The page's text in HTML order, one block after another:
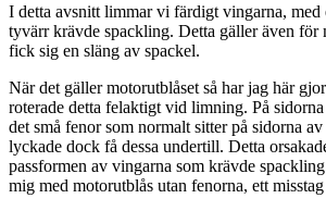
I detta avsnitt limmar vi färdigt vingarna, med
tyvärr krävde spackling. Detta gäller även för
fick sig en släng av spackel.
När det gäller motorutblåset så har jag här
roterade detta felaktigt vid limning. På
det små fenor som normalt sitter på sidorna
lyckade dock få dessa undertill. Detta
passformen av vingarna som krävde
mig med motorutblås utan fenorna, ett